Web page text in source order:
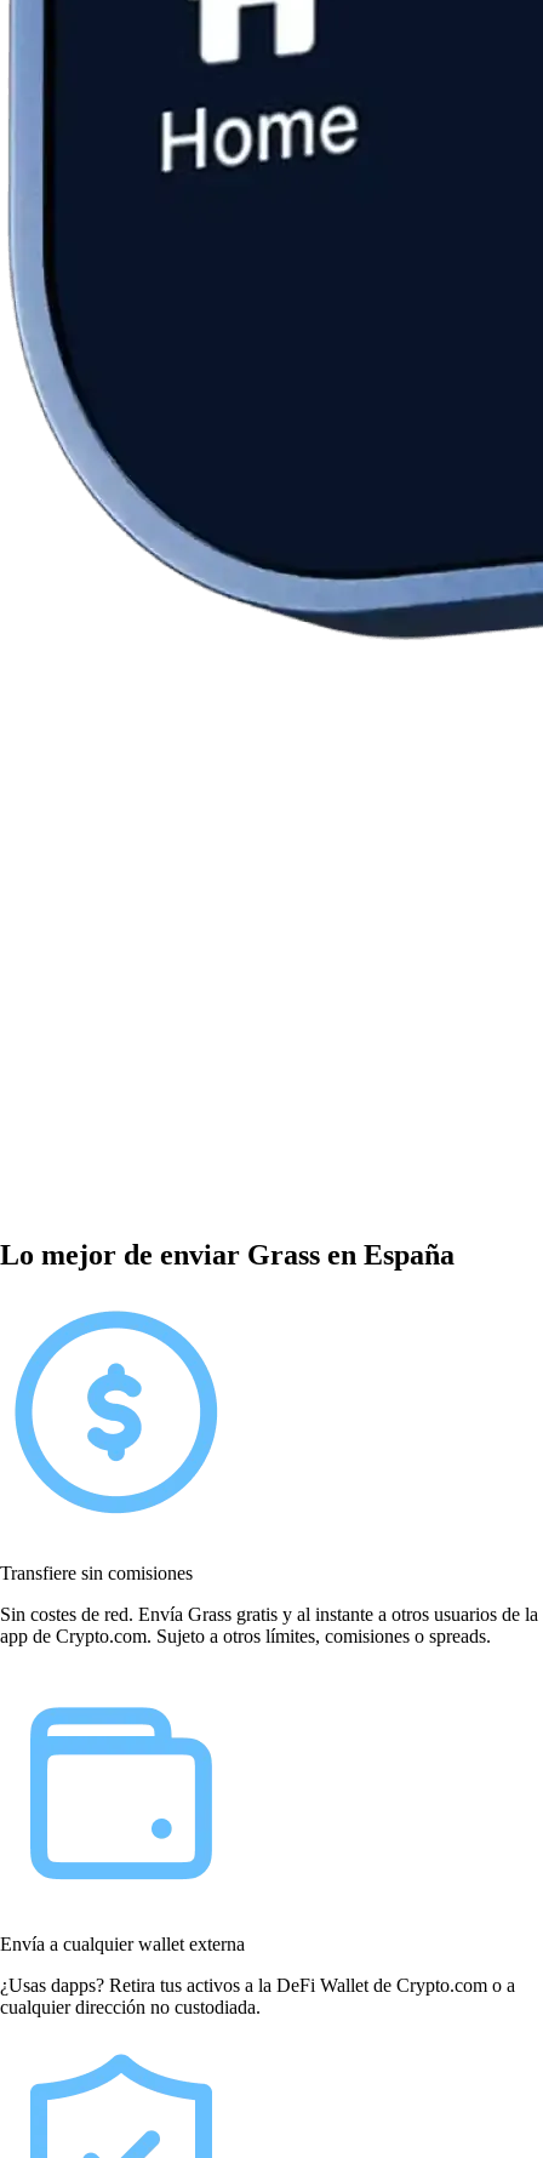
Lo mejor de enviar Grass en España
Transfiere sin comisiones
Sin costes de red. Envía Grass gratis y al instante a otros usuarios de la
app de Crypto.com. Sujeto a otros límites, comisiones o spreads.
Envía a cualquier wallet externa
¿Usas dapps? Retira tus activos a la DeFi Wallet de Crypto.com o a
cualquier dirección no custodiada.